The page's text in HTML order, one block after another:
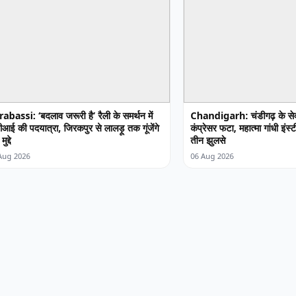
‘बदलाव जरूरी है’ रैली के समर्थन में
की पदयात्रा, जिरकपुर से लालड़ू तक गूंजेंगे
2026
Chandigarh: चंडीगढ़ के
कंप्रेसर फटा, महात्मा गांधी
तीन झुलसे
06 Aug 2026